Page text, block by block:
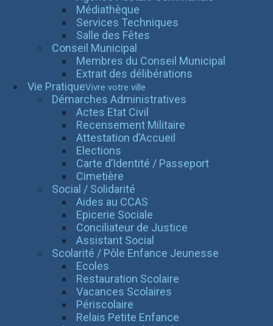
Médiathèque
Services Techniques
Salle des Fêtes
Conseil Municipal
Membres du Conseil Municipal
Extrait des délibérations
Vie PratiqueVivre votre ville
Démarches Administratives
Actes Etat Civil
Recensement Militaire
Attestation d’Accueil
Elections
Carte d’Identité / Passeport
Cimetière
Social / Solidarité
Aides au CCAS
Epicerie Sociale
Conciliateur de Justice
Assistant Social
Scolarité / Pôle Enfance Jeunesse
Ecoles
Restauration Scolaire
Vacances Scolaires
Périscolaire
Relais Petite Enfance